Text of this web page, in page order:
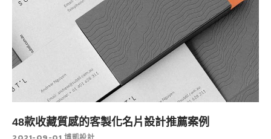
48款收藏質感的客製化名片設計推薦案例